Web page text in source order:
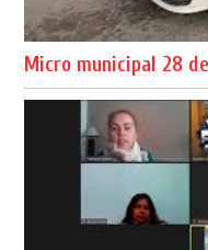
Micro municipal 28